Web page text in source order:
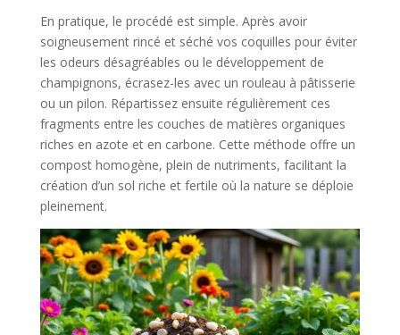
En pratique, le procédé est simple. Après avoir
soigneusement rincé et séché vos coquilles pour éviter
les odeurs désagréables ou le développement de
champignons, écrasez-les avec un rouleau à pâtisserie
ou un pilon. Répartissez ensuite régulièrement ces
fragments entre les couches de matières organiques
riches en azote et en carbone. Cette méthode offre un
compost homogène, plein de nutriments, facilitant la
création d’un sol riche et fertile où la nature se déploie
pleinement.